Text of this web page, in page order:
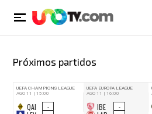
Próximos partidos